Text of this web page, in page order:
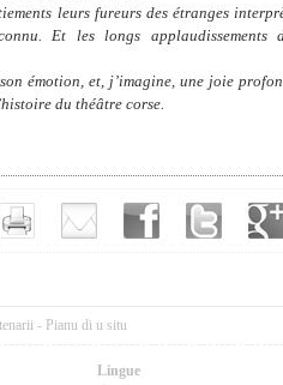
leurs fureurs des étranges
Et les longs
émotion, et, j’imagine, une joie
du théâtre corse.
- Pianu di u situ
Lingue